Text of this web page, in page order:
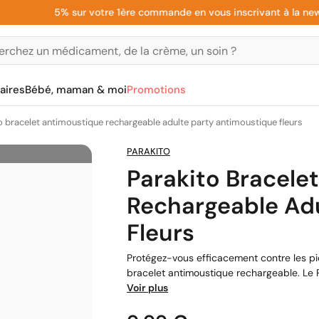
5% sur votre 1ère commande en vous inscrivant à la
Bébé, maman & moiPromotions
bracelet antimoustique rechargeable adulte party antimoustique fleurs
PARAKITO
Parakito
Rechargeable
Fleurs
Protégez-vous efficacement contre les
bracelet antimoustique rechargeable.
Voir plus